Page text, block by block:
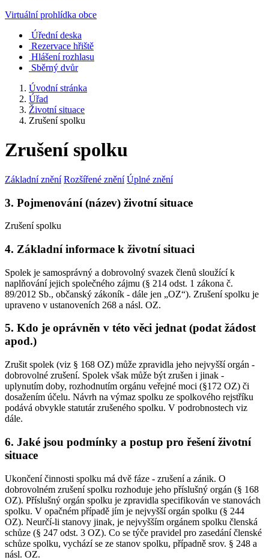
Virtuální prohlídka obce
Úřední deska
Rezervace hřiště
Hlášení rozhlasu
Sběrný dvůr
Úvodní stránka
Úřad
Životní situace
Zrušení spolku
Zrušení spolku
Základní znění Rozšířené znění Úplné znění
3. Pojmenování (název) životní situace
Zrušení spolku
4. Základní informace k životní situaci
Spolek je samosprávný a dobrovolný svazek členů sloužící k
naplňování jejich společného zájmu (§ 214 odst. 1 zákona č.
89/2012 Sb., občanský zákoník - dále jen „OZ“). Zrušení spolku je
upraveno v ustanoveních 268 a násl. OZ.
5. Kdo je oprávněn v této věci jednat (podat žádost
apod.)
Zrušit spolek (viz § 168 OZ) může zpravidla jeho nejvyšší orgán -
dobrovolné zrušení. Spolek však může být zrušen i jinak -
uplynutím doby, rozhodnutím orgánu veřejné moci (§172 OZ) či
dosažením účelu. Návrh na výmaz spolku ze spolkového rejstříku
podává obvykle statutár zrušeného spolku. V podrobnostech viz
dále.
6. Jaké jsou podmínky a postup pro řešení životní
situace
Ukončení činnosti spolku má dvě fáze - zrušení a zánik. O
dobrovolném zrušení spolku rozhoduje jeho příslušný orgán (§ 168
OZ). Příslušný orgán spolku je zpravidla specifikován ve stanovách
spolku. V opačném případě jím je nejvyšší orgán spolku (§ 244
OZ). Neurčí-li stanovy jinak, je nejvyšším orgánem spolku členská
schůze (§ 247 odst. 3 OZ). Co se týče pravidel pro zasedání členské
schůze spolku, vychází se ze stanov spolku, případně srov. § 248 a
násl. OZ.